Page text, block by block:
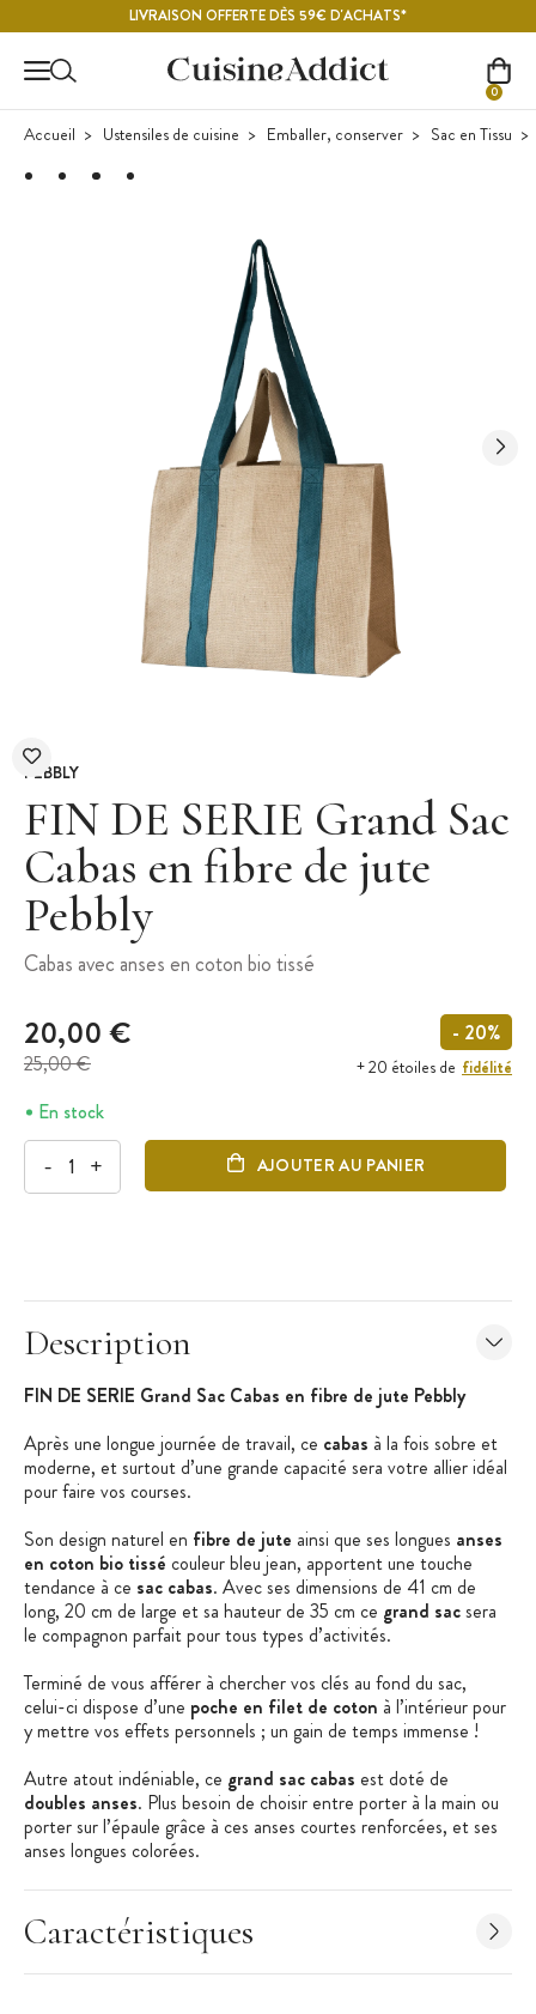
LIVRAISON OFFERTE DÈS 59€ D'ACHATS*
0
Accueil Ustensiles de cuisine Emballer, conserver Sac en Tissu
PEBBLY
FIN DE SERIE Grand Sac
Cabas en fibre de jute
Pebbly
Cabas avec anses en coton bio tissé
20,00 €
25,00 €
- 20%
+ 20 étoiles de fidélité
En stock
- + AJOUTER AU PANIER
Description
FIN DE SERIE Grand Sac Cabas en fibre de jute Pebbly
Après une longue journée de travail, ce cabas à la fois sobre et
moderne, et surtout d’une grande capacité sera votre allier idéal
pour faire vos courses.
Son design naturel en fibre de jute ainsi que ses longues anses
en coton bio tissé couleur bleu jean, apportent une touche
tendance à ce sac cabas. Avec ses dimensions de 41 cm de
long, 20 cm de large et sa hauteur de 35 cm ce grand sacsera
le compagnon parfait pour tous types d’activités.
Terminé de vous afférer à chercher vos clés au fond du sac,
celui-ci dispose d’une poche en filet de coton à l’intérieur pour
y mettre vos effets personnels ; un gain de temps immense !
Autre atout indéniable, ce grand sac cabas est doté de
doubles anses. Plus besoin de choisir entre porter à la main ou
porter sur l’épaule grâce à ces anses courtes renforcées, et ses
anses longues colorées.
Les + produit :
Doubles anses
Grand format
Caractéristiques